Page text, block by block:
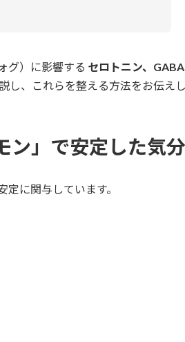
グ）に影響する セロトニン、
し、これらを整える方法をお伝えし
」で安定した気分
定に関与しています。